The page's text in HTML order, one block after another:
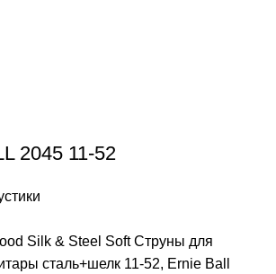
2045 11-52
Silk & Steel Soft Струны для
сталь+шелк 11-52, Ernie Ball